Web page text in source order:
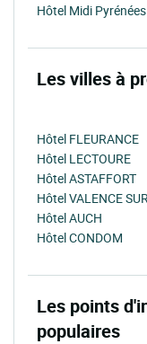
Hôtel Midi Pyrénées
Les villes à
Hôtel FLEURANCE
Hôtel LECTOURE
Hôtel ASTAFFORT
Hôtel VALENCE
Hôtel AUCH
Hôtel CONDOM
Les points
populaires